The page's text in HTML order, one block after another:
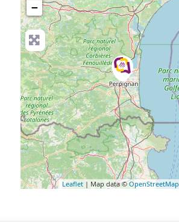
−
Leaflet | Map data ©OpenStreetMap